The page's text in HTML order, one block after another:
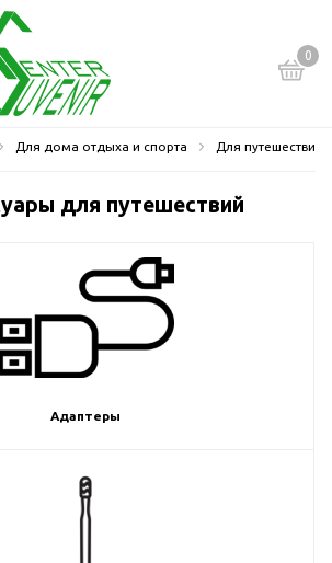
0
Для дома отдыха и спорта Для путешествий
для путешествий
Адаптеры